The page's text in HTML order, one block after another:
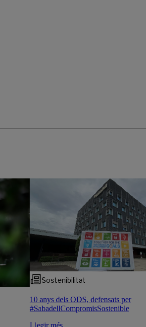
Sostenibilitat
10 anys dels ODS, defensats per
#SabadellCompromisSostenible
Llegir més